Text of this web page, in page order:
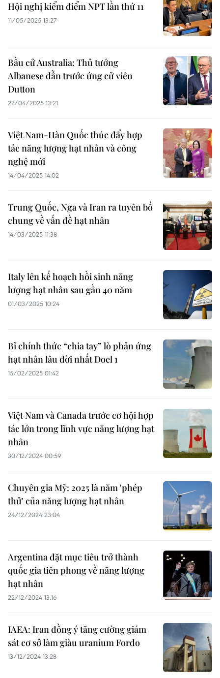
Hội nghị kiểm điểm NPT lần thứ 11
11/05/2025 13:27
Bầu cử Australia: Thủ tướng
Albanese dẫn trước ứng cử viên
Dutton
27/04/2025 13:21
Việt Nam-Hàn Quốc thúc đẩy hợp
tác năng lượng hạt nhân và công
nghệ mới
14/04/2025 14:02
Trung Quốc, Nga và Iran ra tuyên bố
chung về vấn đề hạt nhân
14/03/2025 11:38
Italy lên kế hoạch hồi sinh năng
lượng hạt nhân sau gần 40 năm
01/03/2025 10:24
Bỉ chính thức “chia tay” lò phản ứng
hạt nhân lâu đời nhất Doel 1
15/02/2025 01:42
Việt Nam và Canada trước cơ hội hợp
tác lớn trong lĩnh vực năng lượng hạt
nhân
30/12/2024 00:59
Chuyên gia Mỹ: 2025 là năm 'phép
thử' của năng lượng hạt nhân
24/12/2024 23:04
Argentina đặt mục tiêu trở thành
quốc gia tiên phong về năng lượng
hạt nhân
22/12/2024 13:16
IAEA: Iran đồng ý tăng cường giám
sát cơ sở làm giàu uranium Fordo
13/12/2024 13:28